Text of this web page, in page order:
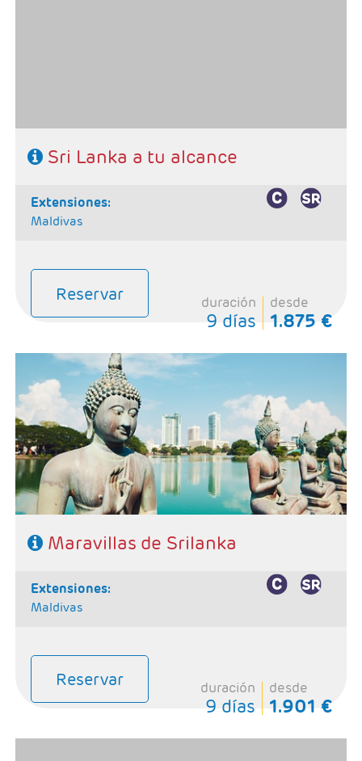
Sri Lanka a tu alcance
extensiones:
Maldivas
Reservar duración
9 días
desde
1.875 €
- Salidas: Lunes
- Ruta: Habarana 2 noches, Kandy 2 noches, Ella 1
noche, Yala 1 noche, Colombo 1 noche.
- Categoría hotelera: 3 / 4*
- Régimen: 7 Desayunos, 5 almuerzos y 6 cenas
Maravillas de Srilanka
extensiones:
Maldivas
Reservar duración
9 días
desde
1.901 €